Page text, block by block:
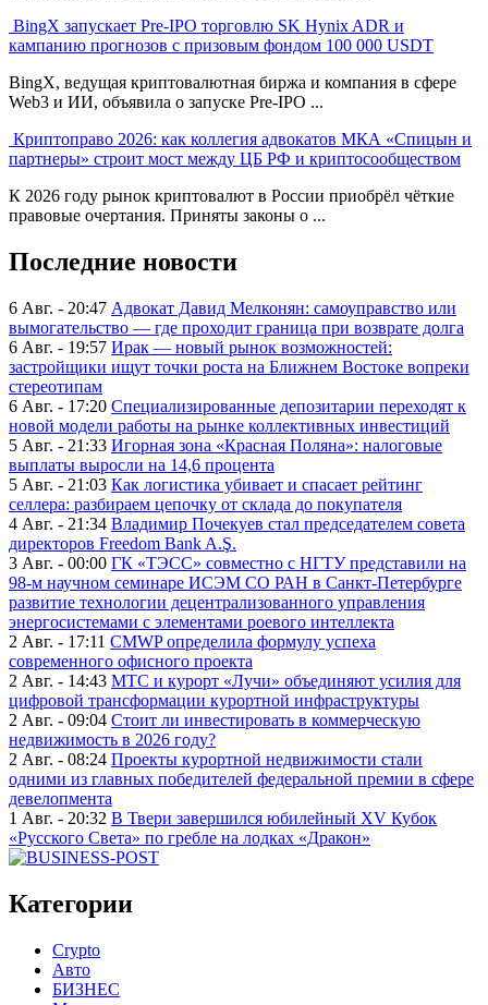
BingX запускает Pre-IPO торговлю SK Hynix ADR и
кампанию прогнозов с призовым фондом 100 000 USDT
BingX, ведущая криптовалютная биржа и компания в сфере
Web3 и ИИ, объявила о запуске Pre-IPO ...
Криптоправо 2026: как коллегия адвокатов МКА «Спицын и
партнеры» строит мост между ЦБ РФ и криптосообществом
К 2026 году рынок криптовалют в России приобрёл чёткие
правовые очертания. Приняты законы о ...
Последние новости
6 Авг. - 20:47 Адвокат Давид Мелконян: самоуправство или
вымогательство — где проходит граница при возврате долга
6 Авг. - 19:57 Ирак — новый рынок возможностей:
застройщики ищут точки роста на Ближнем Востоке вопреки
стереотипам
6 Авг. - 17:20 Специализированные депозитарии переходят к
новой модели работы на рынке коллективных инвестиций
5 Авг. - 21:33 Игорная зона «Красная Поляна»: налоговые
выплаты выросли на 14,6 процента
5 Авг. - 21:03 Как логистика убивает и спасает рейтинг
селлера: разбираем цепочку от склада до покупателя
4 Авг. - 21:34 Владимир Почекуев стал председателем совета
директоров Freedom Bank A.Ş.
3 Авг. - 00:00 ГК «ТЭСС» совместно с НГТУ представили на
98-м научном семинаре ИСЭМ СО РАН в Санкт-Петербурге
развитие технологии децентрализованного управления
энергосистемами с элементами роевого интеллекта
2 Авг. - 17:11 CMWP определила формулу успеха
современного офисного проекта
2 Авг. - 14:43 МТС и курорт «Лучи» объединяют усилия для
цифровой трансформации курортной инфраструктуры
2 Авг. - 09:04 Стоит ли инвестировать в коммерческую
недвижимость в 2026 году?
2 Авг. - 08:24 Проекты курортной недвижимости стали
одними из главных победителей федеральной премии в сфере
девелопмента
1 Авг. - 20:32 В Твери завершился юбилейный XV Кубок
«Русского Света» по гребле на лодках «Дракон»
Категории
Crypto
Авто
БИЗНЕС